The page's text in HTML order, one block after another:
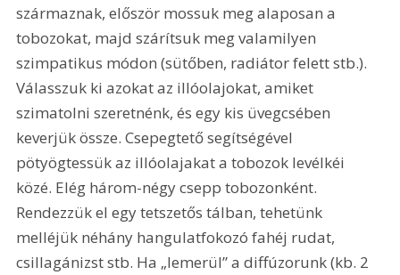
származnak, először mossuk meg alaposan a
tobozokat, majd szárítsuk meg valamilyen
szimpatikus módon (sütőben, radiátor felett stb.).
Válasszuk ki azokat az illóolajokat, amiket
szimatolni szeretnénk, és egy kis üvegcsében
keverjük össze. Csepegtető segítségével
pötyögtessük az illóolajakat a tobozok levélkéi
közé. Elég három-négy csepp tobozonként.
Rendezzük el egy tetszetős tálban, tehetünk
melléjük néhány hangulatfokozó fahéj rudat,
csillagánizst stb. Ha „lemerül” a diffúzorunk (kb. 2